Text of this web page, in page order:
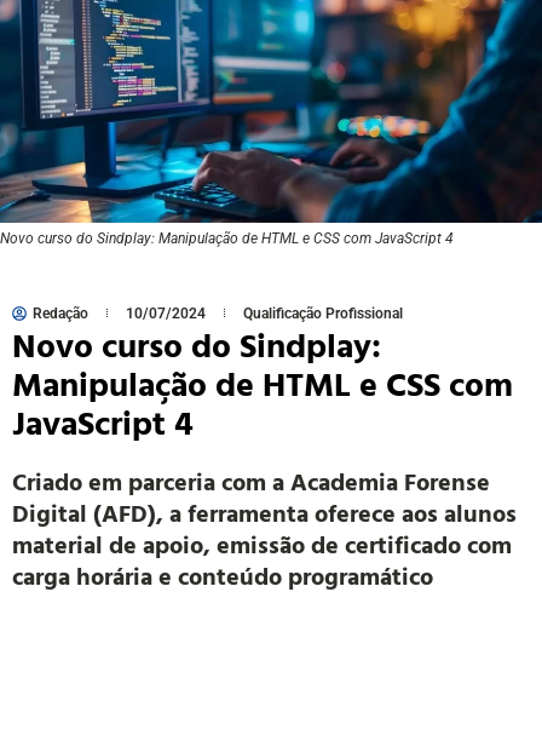
Novo curso do Sindplay: Manipulação de HTML e CSS com JavaScript 4
Redação 10/07/2024 Qualificação Profissional
Novo curso do Sindplay:
Manipulação de HTML e CSS com
JavaScript 4
Criado em parceria com a Academia Forense
Digital (AFD), a ferramenta oferece aos alunos
material de apoio, emissão de certificado com
carga horária e conteúdo programático